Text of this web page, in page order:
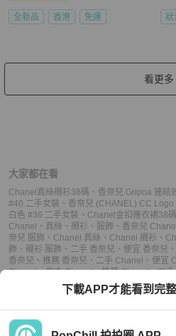
全新品 香港 免運 狀
看更多
大家都在看
Chanel真絲襯衫38碼 、 香奈兒 Gripoa 連結
#40 二手女裝 、 香奈兒 (CHANEL) CC
白色 #36 二手女裝 、 Chanel金扣連衣裙38碼
Chanel 、 真絲 、 襯衫 、 服飾 、 香奈兒
奈兒 服飾 、 Chanel 真絲 、 Chanel 襯衫 、
飾 、 襯衫 服飾 、 二手 香奈兒 、 便宜 香奈兒 、
香奈兒 、 推薦 香奈兒 、 二手 Chanel 、 便宜
Chanel、中古 Chanel、推薦 Chanel、二
中古 襯衫、推薦 襯衫 、二手 服飾、
推薦 服飾
下載APP才能看到完